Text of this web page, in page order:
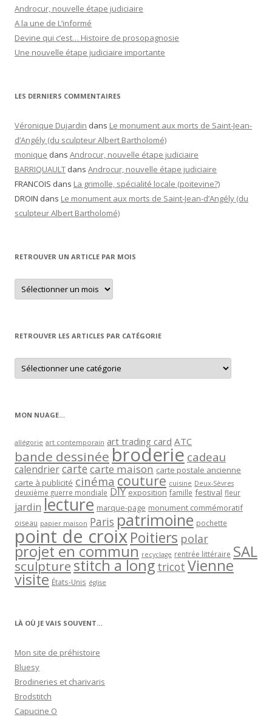
Androcur, nouvelle étape judiciaire
A la une de L’informé
Devine qui c’est… Histoire de prosopagnosie
Une nouvelle étape judiciaire importante
LES DERNIERS COMMENTAIRES
Véronique Dujardin dans Le monument aux morts de Saint-Jean-
d’Angély (du sculpteur Albert Bartholomé)
monique dans Androcur, nouvelle étape judiciaire
BARRIQUAULT dans Androcur, nouvelle étape judiciaire
FRANCOIS dans La grimolle, spécialité locale (poitevine?)
DROIN dans Le monument aux morts de Saint-Jean-d’Angély (du
sculpteur Albert Bartholomé)
RETROUVER UN ARTICLE PAR MOIS
Retrouver
un
article
RETROUVER LES ARTICLES PAR CATÉGORIE
Retrouver
les
articles
MON NUAGE…
allégorie art contemporain art trading card ATC
bande dessinée broderie cadeau
calendriercartecarte maison carte postale ancienne
carte à publicité cinéma couture cuisine Deux-Sèvres
deuxième guerre mondiale DIY exposition famille festival fleur
jardin lecture marque-page monument commémoratif
oiseau papier maison Paris patrimoine pochette
point de croixPoitiers polar
projet en commun recyclage rentrée littéraire SAL
sculpturestitch a long tricot Vienne
visite États-Unis église
LÀ OÙ JE VAIS SOUVENT…
Mon site de préhistoire
Bluesy
Brodineries et charivaris
Brodstitch
Capucine O